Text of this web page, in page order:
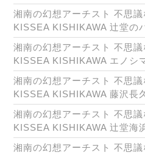
湘南の幻想アーチスト 不思
KISSEA KISHIKAWA 辻堂の
湘南の幻想アーチスト 不思
KISSEA KISHIKAWA エノシ
湘南の幻想アーチスト 不思
KISSEA KISHIKAWA 藤沢長
湘南の幻想アーチスト 不思
KISSEA KISHIKAWA 辻堂海
湘南の幻想アーチスト 不思